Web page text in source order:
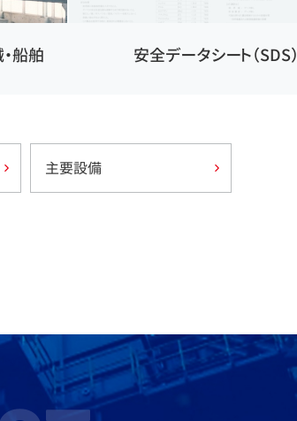
船舶 安全データシート（SDS）
主要設備